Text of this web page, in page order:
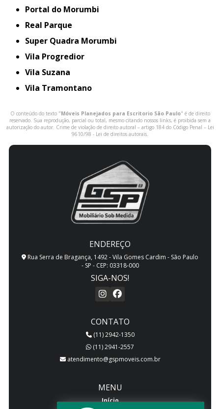
Portal do Morumbi
Real Parque
Super Quadra Morumbi
Vila Progredior
Vila Suzana
Vila Tramontano
O conteúdo do texto "Móveis Planejados para Escritorio São Paulo" é de direito
reservado. Sua reprodução, parcial ou total, mesmo citando nossos links, é proibida sem a
autorização do autor. Crime de violação de direito autoral – artigo 184 do Código Penal – Lei
9610/98 - Lei de direitos autorais.
ENDEREÇO
Rua Serra de Bragança, 1492 - Vila Gomes Cardim - São Paulo
- SP - CEP: 03318-000
SIGA-NOS!
CONTATO
(11) 2942-1350
(11) 2941-2557
atendimento@gspmoveis.com.br
MENU
Início